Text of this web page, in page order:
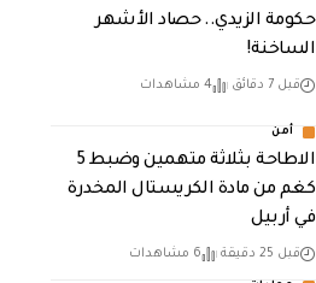
حكومة الزيدي.. حصاد الأشهر
الساخنة!
قبل 7 دقائق 4 مشاهدات
أمن
الاطاحة بثلاثة متهمين وضبط 5
كغم من مادة الكريستال المخدرة ​
في أربيل
قبل 25 دقيقة 6 مشاهدات